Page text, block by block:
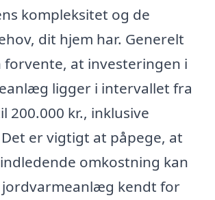
kompleksitet og de
dit hjem har. Generelt
forvente, at investeringen i
ligger i intervallet fra
200.000 kr., inklusive
er vigtigt at påpege, at
omkostning kan
kendt for